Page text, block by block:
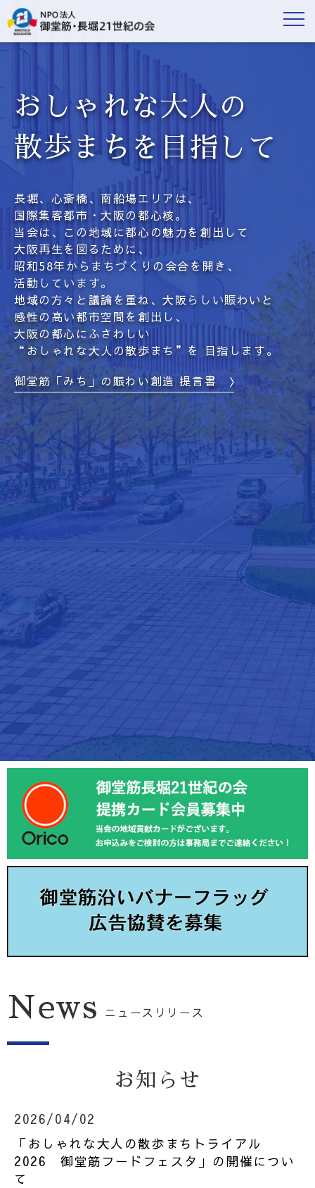
おしゃれな大人の
散歩まちを目指して
長堀、心斎橋、南船場エリアは、
国際集客都市・大阪の都心核。
当会は、この地域に都心の魅力を創出して
大阪再生を図るために、
昭和58年からまちづくりの会合を開き、
活動しています。
地域の方々と議論を重ね、大阪らしい賑わいと
感性の高い都市空間を創出し、
大阪の都心にふさわしい
“おしゃれな大人の散歩まち”を 目指します。
御堂筋「みち」の賑わい創造 提言書 〉
News ニュースリリース
お知らせ
2026/04/02
「おしゃれな大人の散歩まちトライアル
2026 御堂筋フードフェスタ」の開催につい
て